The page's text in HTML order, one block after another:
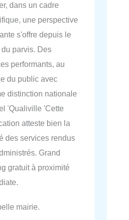
dans un cadre
une perspective
s'offre depuis le
parvis. Des
performants, au
du public avec
distinction nationale
'Qualiville 'Cette
atteste bien la
des services rendus
Grand
gratuit à proximité
mairie.